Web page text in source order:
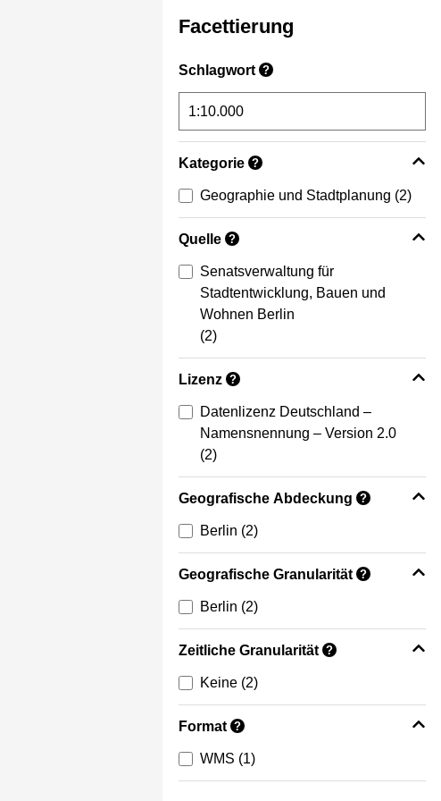
Facettierung
Schlagwort ?
Kategorie ?
Geographie und Stadtplanung (2)
Quelle ?
Senatsverwaltung für
Stadtentwicklung, Bauen und
Wohnen Berlin
(2)
Lizenz ?
Datenlizenz Deutschland –
Namensnennung – Version 2.0
(2)
Geografische Abdeckung ?
Berlin (2)
Geografische Granularität ?
Berlin (2)
Zeitliche Granularität ?
Keine (2)
Format ?
WMS (1)